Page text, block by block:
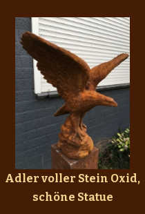
Adler voller Stein Oxid,
schöne Statue